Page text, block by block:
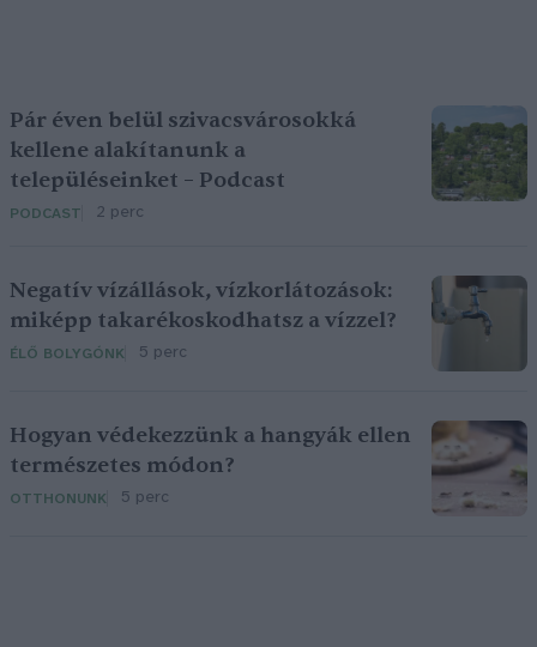
Pár éven belül szivacsvárosokká
kellene alakítanunk a
településeinket – Podcast
PODCAST 2 perc
Negatív vízállások, vízkorlátozások:
miképp takarékoskodhatsz a vízzel?
ÉLŐ BOLYGÓNK 5 perc
Hogyan védekezzünk a hangyák ellen
természetes módon?
OTTHONUNK 5 perc